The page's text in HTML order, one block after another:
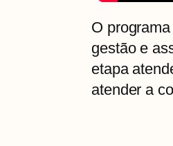
O
gestão e
etapa
atender a